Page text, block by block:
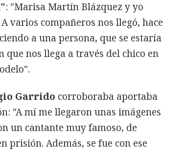
: "Marisa Martín Blázquez y yo
varios compañeros nos llegó, hace
a una persona, que se estaría
nos llega a través del chico en
Garrido corroboraba aportaba
"A mí me llegaron unas imágenes
un cantante muy famoso, de
prisión. Además, se fue con ese